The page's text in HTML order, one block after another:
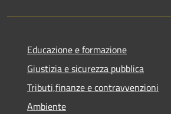
Educazione e formazione
Giustizia e sicurezza pubblica
Tributi,finanze e contravvenzioni
Ambiente